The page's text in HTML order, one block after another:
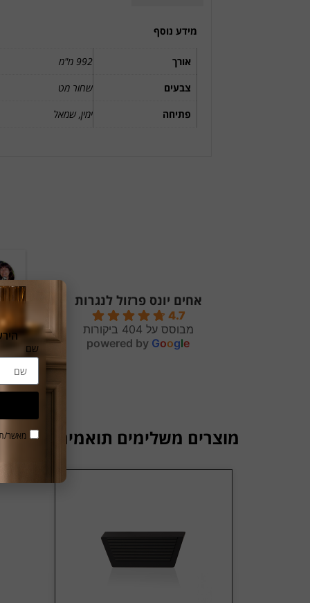
מידע נוסף
אורך
992 מ"מ
צבעים
שחור מט
פתיחה
ימין, שמאל
אחים יונס פרזול לנגרות
4.7
מבוסס על 404 ביקורות
powered by Google
יומיים
מוצרים משלימים תואמים
שם
מאשר/ת